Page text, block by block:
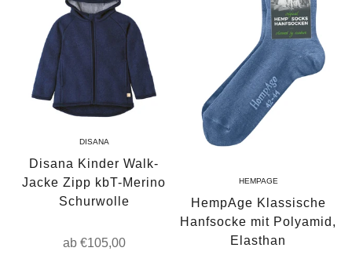
DISANA
Disana Kinder Walk-
Jacke Zipp kbT-Merino
Schurwolle
Angebot
ab €105,00
HEMPAGE
HempAge Klassische
Hanfsocke mit Polyamid,
Elasthan